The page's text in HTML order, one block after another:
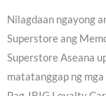
Nilagdaan ngayong
Superstore ang
Superstore Aseana
matatanggap ng